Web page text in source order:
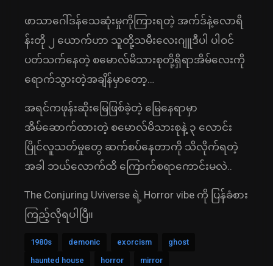
ဖာသာဂေါ်ဒန်သေဆုံးမှုကိုကြားရတဲ့ အက်ဒ်နဲ့လောရိ
န်းတို ၂ ယောက်ဟာ သူတို့သမီးလေးဂျူဒီပါ ပါဝင်
ပတ်သက်နေတဲ့ စမောလ်မိသားစုတို့ရှိရာအိမ်လေးကို
ရောက်သွားတဲ့အချိန်မှာတော့…
အရင်ကဖုန်းဆိုးမြေဖြစ်ခဲ့တဲ့ မြေနေရာမှာ
အိမ်ဆောက်ထားတဲ့ စမောလ်မိသားစုနဲ့ ၃ လောင်း
ပြိုင်လူသတ်မှုတွေ ဆက်စပ်နေတာကို သိလိုက်ရတဲ့
အခါ ဘယ်လောက်ထိ ကြောက်စရာကောင်းမလဲ..
The Conjuring Uviverse ရဲ့ Horror vibe ကို ပြန်ခံစား
ကြည့်လိုရပါပြီ။
1980s demonic exorcism
ghost
haunted house
horror
mirror